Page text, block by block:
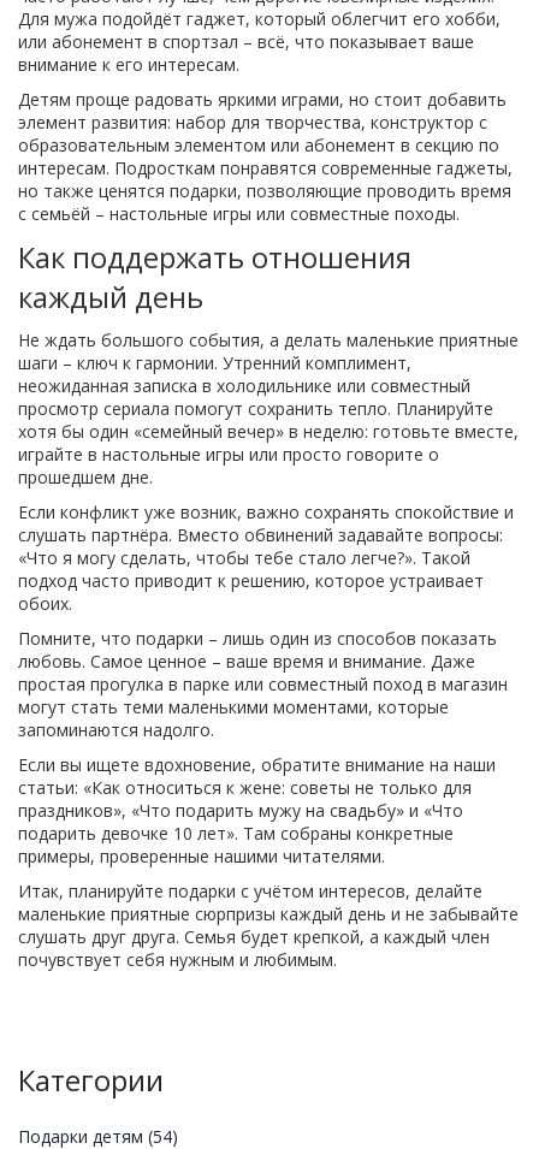
Для мужа подойдёт гаджет, который облегчит его хобби,
или абонемент в спортзал – всё, что показывает ваше
внимание к его интересам.
Детям проще радовать яркими играми, но стоит добавить
элемент развития: набор для творчества, конструктор с
образовательным элементом или абонемент в секцию по
интересам. Подросткам понравятся современные гаджеты,
но также ценятся подарки, позволяющие проводить время
с семьёй – настольные игры или совместные походы.
Как поддержать отношения
каждый день
Не ждать большого события, а делать маленькие приятные
шаги – ключ к гармонии. Утренний комплимент,
неожиданная записка в холодильнике или совместный
просмотр сериала помогут сохранить тепло. Планируйте
хотя бы один «семейный вечер» в неделю: готовьте вместе,
играйте в настольные игры или просто говорите о
прошедшем дне.
Если конфликт уже возник, важно сохранять спокойствие и
слушать партнёра. Вместо обвинений задавайте вопросы:
«Что я могу сделать, чтобы тебе стало легче?». Такой
подход часто приводит к решению, которое устраивает
обоих.
Помните, что подарки – лишь один из способов показать
любовь. Самое ценное – ваше время и внимание. Даже
простая прогулка в парке или совместный поход в магазин
могут стать теми маленькими моментами, которые
запоминаются надолго.
Если вы ищете вдохновение, обратите внимание на наши
статьи: «Как относиться к жене: советы не только для
праздников», «Что подарить мужу на свадьбу» и «Что
подарить девочке 10 лет». Там собраны конкретные
примеры, проверенные нашими читателями.
Итак, планируйте подарки с учётом интересов, делайте
маленькие приятные сюрпризы каждый день и не забывайте
слушать друг друга. Семья будет крепкой, а каждый член
почувствует себя нужным и любимым.
Категории
Подарки детям (54)